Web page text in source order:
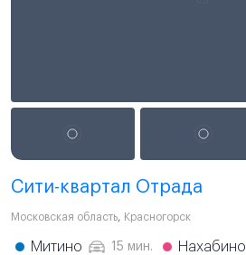
Сити-квартал Отрада
Московская область, Красногорск
Митино 15 мин. Нахабино